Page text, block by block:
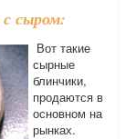
сыром:
Вот такие
сырные
блинчики,
продаются в
основном на
рынках.